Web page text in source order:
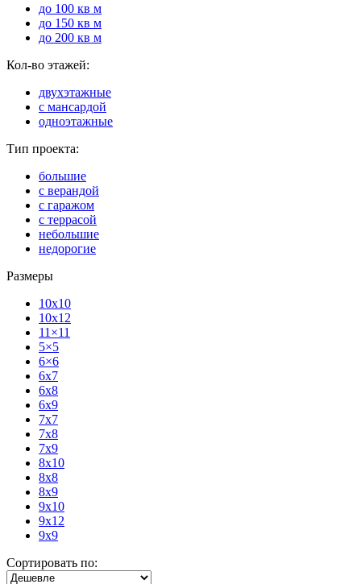
до 100 кв м
до 150 кв м
до 200 кв м
Кол-во этажей:
двухэтажные
с мансардой
одноэтажные
Тип проекта:
большие
с верандой
с гаражом
с террасой
небольшие
недорогие
Размеры
10x10
10x12
11×11
5×5
6×6
6x7
6x8
6x9
7x7
7x8
7x9
8x10
8x8
8x9
9x10
9x12
9x9
Сортировать по: